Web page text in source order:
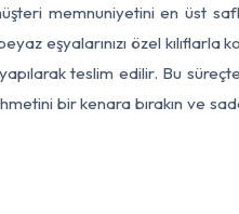
memnuniyetini en üst
eşyalarınızı özel kılıflarla
teslim edilir. Bu
bir kenara bırakın ve